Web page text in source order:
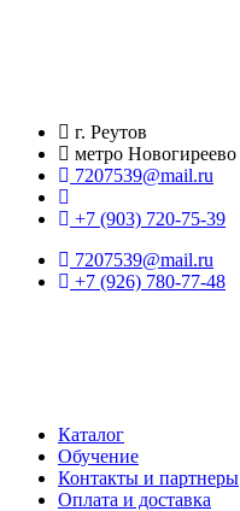
г. Реутов
метро Новогиреево
7207539@mail.ru
+7 (903) 720-75-39
7207539@mail.ru
+7 (926) 780-77-48
Каталог
Обучение
Контакты и партнеры
Оплата и доставка